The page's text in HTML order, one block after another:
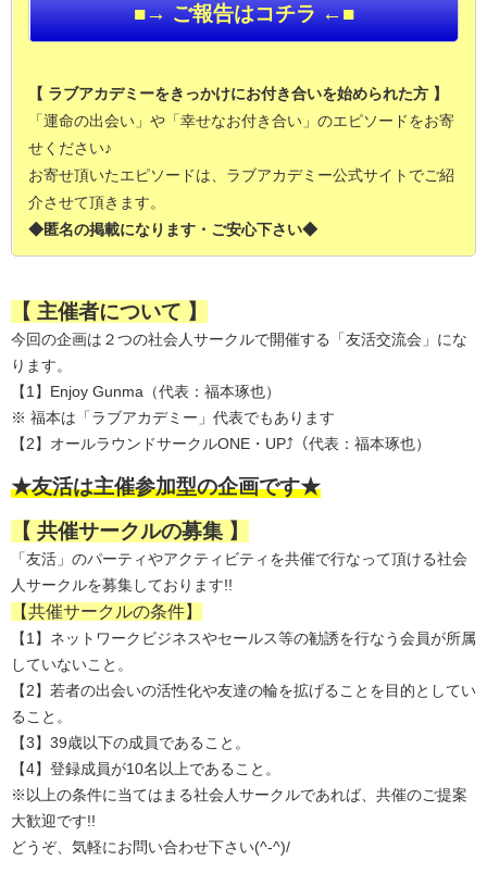
■→ ご報告はコチラ ←■
【 ラブアカデミーをきっかけにお付き合いを始められた方 】
「運命の出会い」や「幸せなお付き合い」のエピソードをお寄
せください♪
お寄せ頂いたエピソードは、ラブアカデミー公式サイトでご紹
介させて頂きます。
◆匿名の掲載になります・ご安心下さい◆
【 主催者について 】
今回の企画は２つの社会人サークルで開催する「友活交流会」にな
ります。
【1】Enjoy Gunma（代表：福本琢也）
※ 福本は「ラブアカデミー」代表でもあります
【2】オールラウンドサークルONE・UP⤴（代表：福本琢也）
★友活は主催参加型の企画です★
【 共催サークルの募集 】
「友活」のパーティやアクティビティを共催で行なって頂ける社会
人サークルを募集しております!!
【共催サークルの条件】
【1】ネットワークビジネスやセールス等の勧誘を行なう会員が所属
していないこと。
【2】若者の出会いの活性化や友達の輪を拡げることを目的としてい
ること。
【3】39歳以下の成員であること。
【4】登録成員が10名以上であること。
※以上の条件に当てはまる社会人サークルであれば、共催のご提案
大歓迎です!!
どうぞ、気軽にお問い合わせ下さい(^-^)/